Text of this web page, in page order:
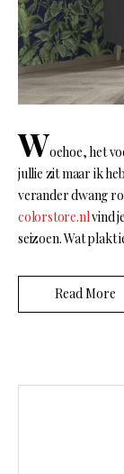
Woehoe, het
jullie zit maar ik
verander dwang
colorstore.nlvind
seizoen. Wat plakt
Read More